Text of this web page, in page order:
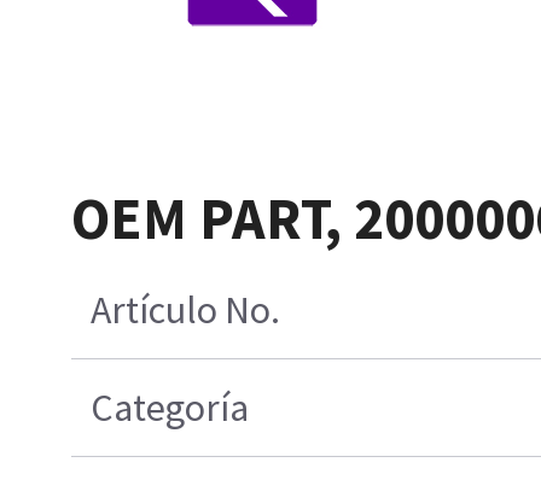
OEM PART,
Artículo No.
Categoría